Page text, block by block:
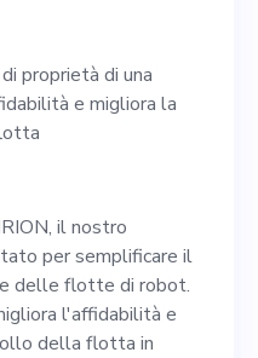
in team 5.
di
Sviluppa,
software
nostri
robotici.
proprietà di una
e migliora la
il nostro
per semplificare il
delle flotte di robot.
l'affidabilità e
della flotta in